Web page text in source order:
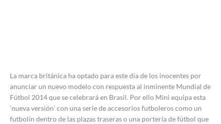
La marca británica ha optado para este día de los inocentes por
anunciar un nuevo modelo con respuesta al inminente Mundial de
Fútbol 2014 que se celebrará en Brasil. Por ello Mini equipa esta
‘nueva versión’ con una serie de accesorios futboleros como un
futbolín dentro de las plazas traseras o una portería de fútbol que